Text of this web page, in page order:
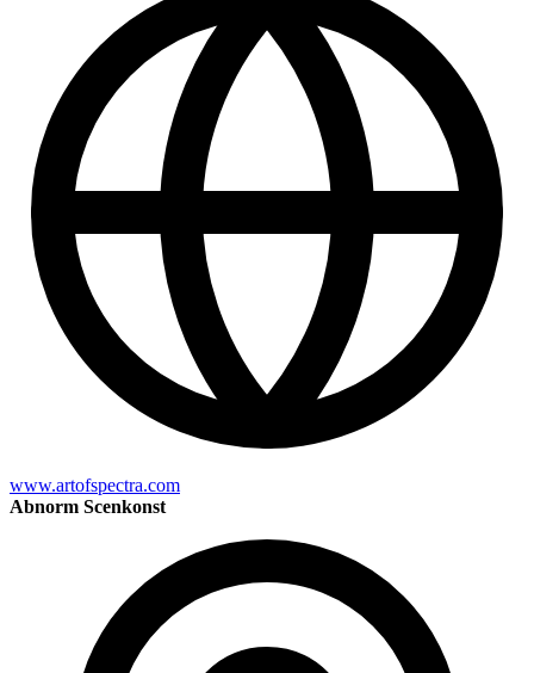
www.artofspectra.com
Abnorm Scenkonst